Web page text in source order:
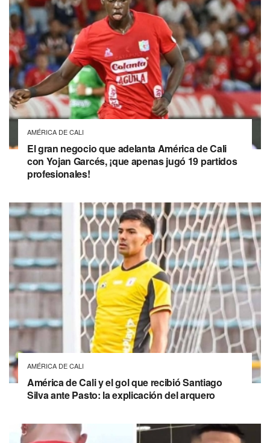
AMÉRICA DE CALI
El gran negocio que adelanta América de Cali
con Yojan Garcés, ¡que apenas jugó 19 partidos
profesionales!
AMÉRICA DE CALI
América de Cali y el gol que recibió Santiago
Silva ante Pasto: la explicación del arquero